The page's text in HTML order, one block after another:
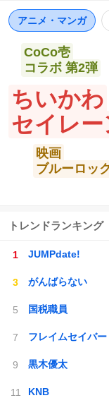
数
アニメ・マンガ
ちいかわ
セイレ
映画
ブルーロッ
CoCo壱
コラボ 第2弾
トレンドランキング
JUMPdate!
がんばらない
国税職員
フレイムセイバー
黒木優太
KNB